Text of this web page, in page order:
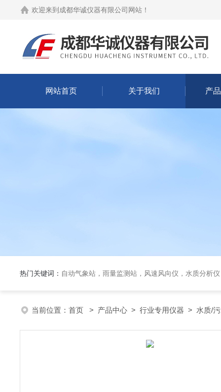
欢迎来到 成都华诚仪器有限公司网站 ！
网站首页 关于我们 产
热门关键词： 自动气象站，雨量监测站，风速风向仪，水质分析
当前位置： 首页 > 产品中心 > 行业专用仪器 > 水质/